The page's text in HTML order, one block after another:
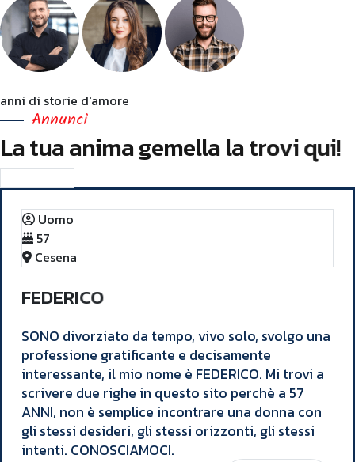
anni di storie d'amore
Annunci
Latuaanimagemellalatroviqui!
Uomo
57
Cesena
FEDERICO
SONO divorziato da tempo, vivo solo, svolgo una
professione gratificante e decisamente
interessante, il mio nome è FEDERICO. Mi trovi a
scrivere due righe in questo sito perchè a 57
ANNI, non è semplice incontrare una donna con
gli stessi desideri, gli stessi orizzonti, gli stessi
intenti. CONOSCIAMOCI.